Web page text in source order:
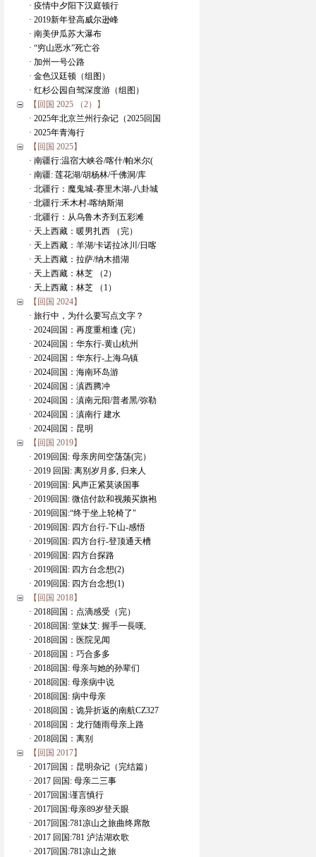
· 疫情中夕阳下汉庭顿行
· 2019新年登高威尔逊峰
· 南美伊瓜苏大瀑布
· “穷山恶水”死亡谷
· 加州一号公路
· 金色汉廷顿（组图）
· 红杉公园自驾深度游（组图）
【回国 2025 （2）】
· 2025年北京兰州行杂记（2025回国
· 2025年青海行
【回国 2025】
· 南疆行:温宿大峡谷/喀什/帕米尔(
· 南疆: 莲花湖/胡杨林/千佛洞/库
· 北疆行：魔鬼城-赛里木湖-八卦城
· 北疆行:禾木村-喀纳斯湖
· 北疆行：从乌鲁木齐到五彩滩
· 天上西藏：暖男扎西 （完）
· 天上西藏：羊湖/卡诺拉冰川/日喀
· 天上西藏：拉萨/纳木措湖
· 天上西藏：林芝 （2）
· 天上西藏：林芝 （1）
【回国 2024】
· 旅行中，为什么要写点文字？
· 2024回国：再度重相逢 (完）
· 2024回国：华东行-黄山杭州
· 2024回国：华东行-上海乌镇
· 2024回国：海南环岛游
· 2024回国：滇西腾冲
· 2024回国：滇南元阳/普者黑/弥勒
· 2024回国：滇南行 建水
· 2024回国：昆明
【回国 2019】
· 2019回国: 母亲房间空荡荡(完）
· 2019 回国: 离别岁月多, 归来人
· 2019回国: 风声正紧莫谈国事
· 2019回国: 微信付款和视频买旗袍
· 2019回国:“终于坐上轮椅了"
· 2019回国: 四方台行-下山-感悟
· 2019回国: 四方台行-登顶通天槽
· 2019回国: 四方台探路
· 2019回国: 四方台念想(2)
· 2019回国: 四方台念想(1)
【回国 2018】
· 2018回国：点滴感受（完）
· 2018回国: 堂妹艾: 握手一長嘆,
· 2018回国：医院见闻
· 2018回国：巧合多多
· 2018回国: 母亲与她的孙辈们
· 2018回国: 母亲病中说
· 2018回国: 病中母亲
· 2018回国：诡异折返的南航CZ327
· 2018回国：龙行随雨母亲上路
· 2018回国：离别
【回国 2017】
· 2017回国：昆明杂记（完结篇）
· 2017 回国: 母亲二三事
· 2017回国:谨言慎行
· 2017回国:母亲89岁登天眼
· 2017回国:781凉山之旅曲终席散
· 2017 回国:781 泸沽湖欢歌
· 2017回国:781凉山之旅